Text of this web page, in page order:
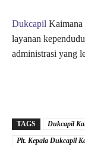
Dukcapil Kaimana
layanan
administrasi yang
TAGS Dukcapil
Plt. Kepala Dukcapil